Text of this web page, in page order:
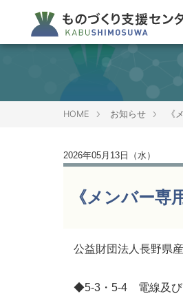
HOME お知らせ 《
2026年05月13日（水）
《メンバー
公益財団法人長野県
◆5-3・5-4 電線及び